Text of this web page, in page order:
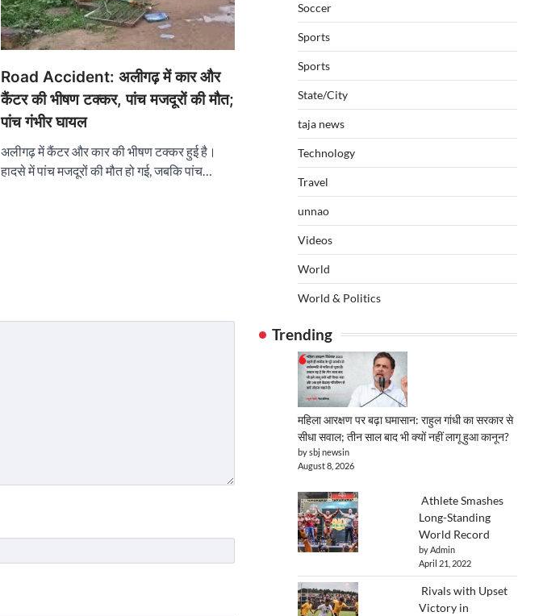
Road Accident: अलीगढ़ में कार और
कैंटर की भीषण टक्कर, पांच मजदूरों की मौत;
पांच गंभीर घायल
अलीगढ़ में कैंटर और कार की भीषण टक्कर हुई है।
हादसे में पांच मजदूरों की मौत हो गई, जबकि पांच…
Soccer
Sports
Sports
State/City
taja news
Technology
Travel
unnao
Videos
World
World & Politics
Trending
महिला आरक्षण पर बढ़ा घमासान: राहुल गांधी का सरकार से
सीधा सवाल; तीन साल बाद भी क्यों नहीं लागू हुआ कानून?
by sbj newsin
August 8, 2026
Athlete Smashes
Long-Standing
World Record
by Admin
April 21, 2022
Rivals with Upset
Victory in